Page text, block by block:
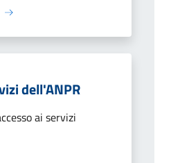
dell'ANPR
ai servizi